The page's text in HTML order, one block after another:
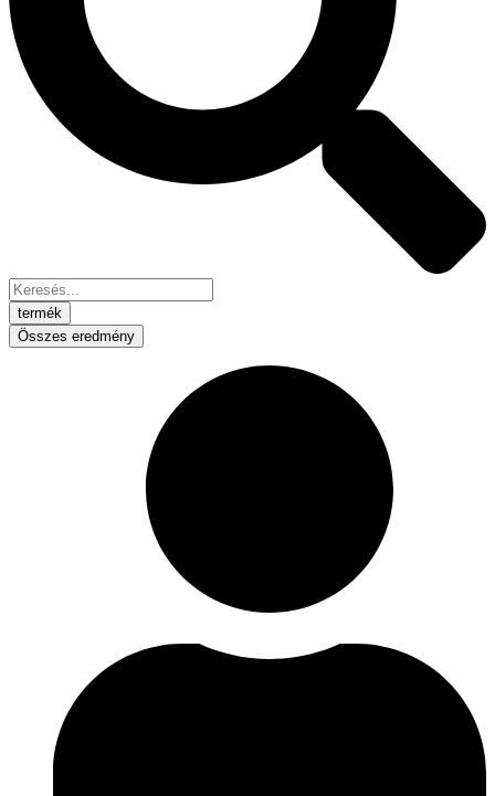
termék
Összes eredmény